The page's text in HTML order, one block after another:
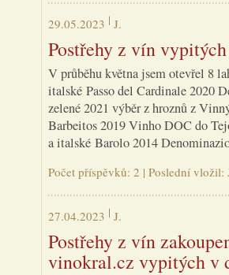
29.05.2023 J.
Postřehy z vín
V průběhu května jsem otevřel 8
italské Passo del Cardinale 2020
zelené 2021 výběr z hroznů z
Barbeitos 2019 Vinho DOC do
a italské Barolo 2014
Počet příspěvků: 2 | Poslední
27.04.2023 J.
Postřehy z vín
vinokral.cz vypitých v